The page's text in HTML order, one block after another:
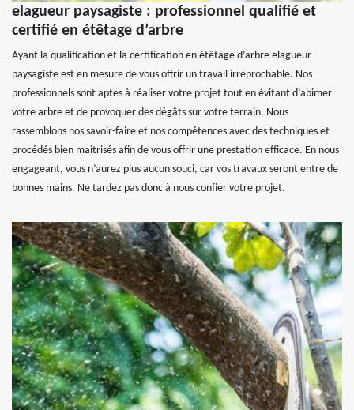
elagueur paysagiste : professionnel qualifié et
certifié en étêtage d’arbre
Ayant la qualification et la certification en étêtage d’arbre elagueur
paysagiste est en mesure de vous offrir un travail irréprochable. Nos
professionnels sont aptes à réaliser votre projet tout en évitant d’abimer
votre arbre et de provoquer des dégâts sur votre terrain. Nous
rassemblons nos savoir-faire et nos compétences avec des techniques et
procédés bien maitrisés afin de vous offrir une prestation efficace. En nous
engageant, vous n’aurez plus aucun souci, car vos travaux seront entre de
bonnes mains. Ne tardez pas donc à nous confier votre projet.